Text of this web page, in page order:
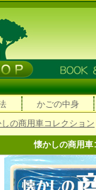
かごの中身
の商用車コレクション
懐かしの商用